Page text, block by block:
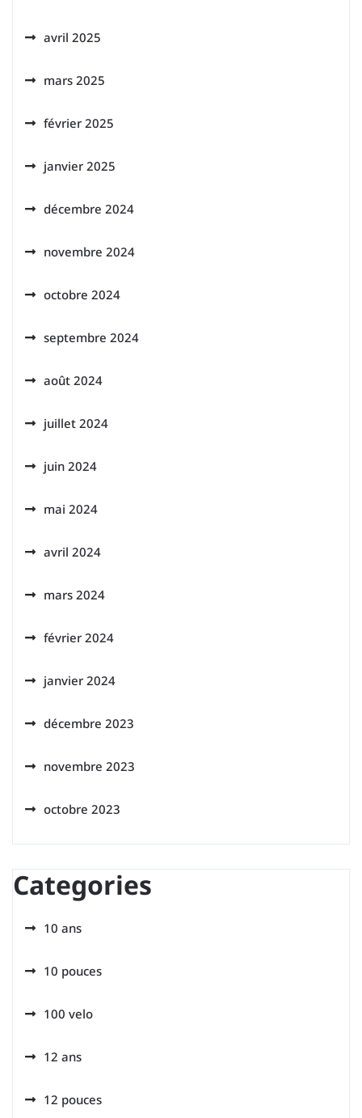
avril 2025
mars 2025
février 2025
janvier 2025
décembre 2024
novembre 2024
octobre 2024
septembre 2024
août 2024
juillet 2024
juin 2024
mai 2024
avril 2024
mars 2024
février 2024
janvier 2024
décembre 2023
novembre 2023
octobre 2023
Categories
10 ans
10 pouces
100 velo
12 ans
12 pouces